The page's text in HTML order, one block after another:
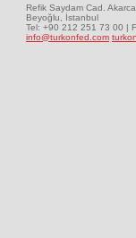
Refik Saydam Cad.
Beyoğlu, İstanbul
Tel: +90 212 251 73 00 |
info@turkonfed.com